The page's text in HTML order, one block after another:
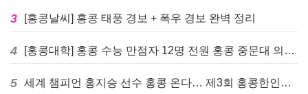
3 [홍콩날씨] 홍콩 태풍 경보 + 폭우 경보 완벽 정리
4 [홍콩대학] 홍콩 수능 만점자 12명 전원 홍콩 중문대 의대 진학
5 세계 챔피언 홍지승 선수 홍콩 온다… 제3회 홍콩한인팔씨름대회 9월 12일 개최